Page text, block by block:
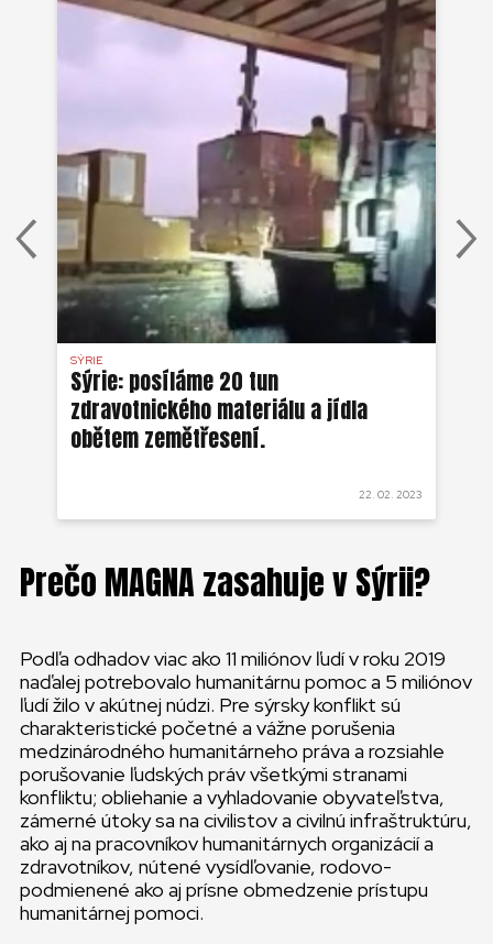
SÝRIE
Sýrie: posíláme 20 tun
zdravotnického materiálu a jídla
obětem zemětřesení.
22. 02. 2023
Prečo MAGNA zasahuje v Sýrii?
Podľa odhadov viac ako 11 miliónov ľudí v roku 2019
naďalej potrebovalo humanitárnu pomoc a 5 miliónov
ľudí žilo v akútnej núdzi. Pre sýrsky konflikt sú
charakteristické početné a vážne porušenia
medzinárodného humanitárneho práva a rozsiahle
porušovanie ľudských práv všetkými stranami
konfliktu; obliehanie a vyhladovanie obyvateľstva,
zámerné útoky sa na civilistov a civilnú infraštruktúru,
ako aj na pracovníkov humanitárnych organizácií a
zdravotníkov, nútené vysídľovanie, rodovo-
podmienené ako aj prísne obmedzenie prístupu
humanitárnej pomoci.